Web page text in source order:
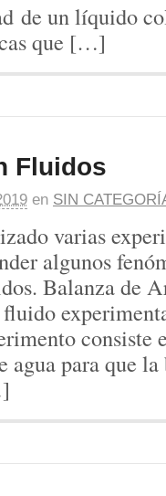
de un líquido
que […]
Fluidos
en SIN
varias
algunos
Balanza de
consiste
para que la